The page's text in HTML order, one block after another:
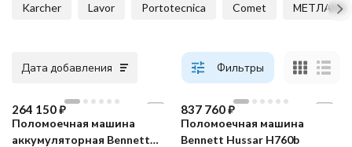
Karcher Lavor Portotecnica Comet МЕТЛАНА
Дата добавления Фильтры
264 150₽
Поломоечная машина
аккумуляторная Bennett
837 760₽
Поломоечная машина
Bennett Hussar H760b